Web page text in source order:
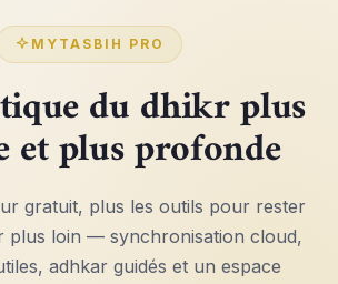
MYTASBIH PRO
du dhikr plus
et plus profonde
gratuit, plus les outils pour rester
plus loin — synchronisation cloud,
adhkar guidés et un espace